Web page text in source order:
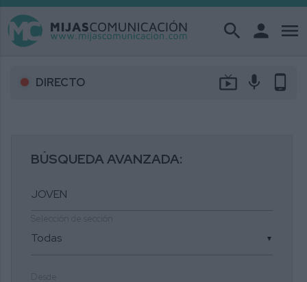
search person menu
DIRECTO live_tv mic phone_android
BÚSQUEDA AVANZADA:
▼